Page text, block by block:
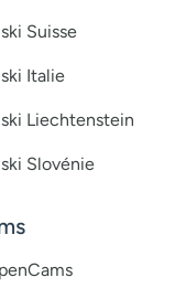
Suisse
Italie
Liechtenstein
Slovénie